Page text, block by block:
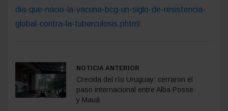
dia-que-nacio-la-vacuna-bcg-un-siglo-de-resistencia-
global-contra-la-tuberculosis.phtml
NOTICIA ANTERIOR
Crecida del río Uruguay: cerraron el
paso internacional entre Alba Posse
y Mauá